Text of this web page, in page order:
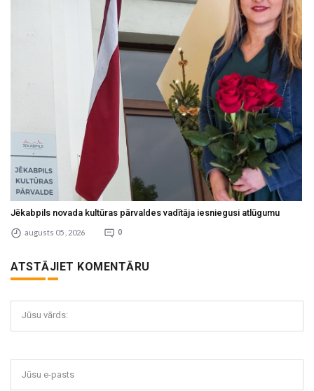
Jēkabpils novada kultūras pārvaldes vadītāja iesniegusi atlūgumu
augusts 05 , 2026 0
ATSTĀJIET KOMENTĀRU
Jūsu vārds:
Jūsu e-pasts